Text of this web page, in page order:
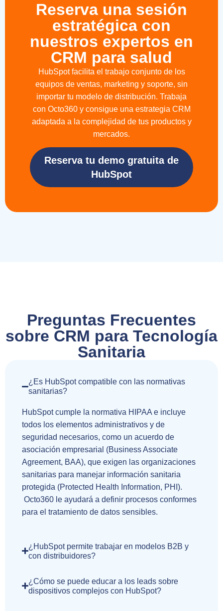
Reserva una sesión
estratégica con
nuestros expertos en
CRM para salud
HubSpot facilita el trabajo conjunto de los
equipos de ventas, marketing y soporte, sin
importar tu modelo de distribución. Trabaja
con Octo360 y consigue una estrategia CRM
adaptada a la complejidad de tus productos y
mercados.
Reserva tu demo gratuita de
HubSpot
Preguntas Frecuentes
sobre CRM para Tecnología
Sanitaria
¿Es HubSpot compatible con las normativas
sanitarias?
HubSpot cumple la normativa HIPAA e incluye
todos los elementos administrativos y de
seguridad necesarios, como un acuerdo de
asociación empresarial (Business Associate
Agreement, BAA), que exigen las organizaciones
sanitarias para manejar información sanitaria
protegida (Protected Health Information, PHI).
Octo360 le ayudará a definir procesos conformes
para el tratamiento de datos sensibles.
¿HubSpot permite trabajar en modelos B2B y
con distribuidores?
¿Cómo se puede educar a los leads sobre
dispositivos complejos con HubSpot?